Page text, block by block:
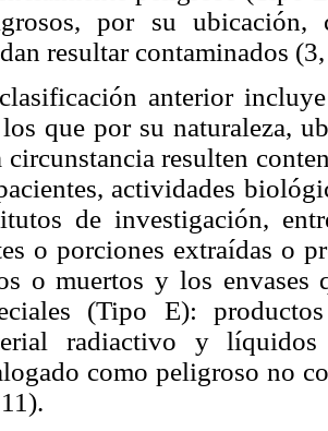
por su ubicación,
resultar contaminados
anterior
que por su naturaleza,
circunstancia resulten
actividades
de investigación,
o porciones extraídas o
o muertos y los envases
(Tipo E):
radiactivo y
como peligroso no